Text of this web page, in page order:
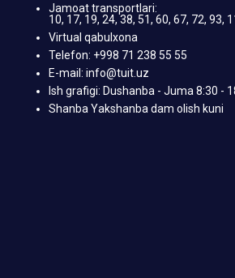
Jamoat transportlari:
10, 17, 19, 24, 38, 51, 60, 67, 72, 93,
Virtual qabulxona
Telefon: +998 71 238 55 55
E-mail: info@tuit.uz
Ish grafigi: Dushanba - Juma 8:30 -
Shanba Yakshanba dam olish kuni